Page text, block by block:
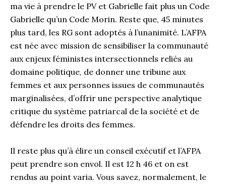
ma vie à prendre le PV et Gabrielle fait plus un Code
Gabrielle qu’un Code Morin. Reste que, 45 minutes
plus tard, les RG sont adoptés à l’unanimité. L’AFPA
est née avec mission de sensibiliser la communauté
aux enjeux féministes intersectionnels reliés au
domaine politique, de donner une tribune aux
femmes et aux personnes issues de communautés
marginalisées, d’offrir une perspective analytique
critique du système patriarcal de la société et de
défendre les droits des femmes.
Il reste plus qu’à élire un conseil exécutif et l’AFPA
peut prendre son envol. Il est 12 h 46 et on est
rendus au point varia. Vous savez, normalement, le